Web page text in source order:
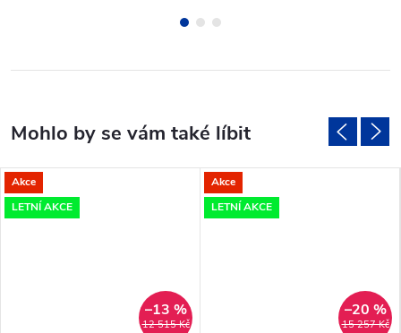
Akce
LETNÍ AKCE
12 515 Kč
–13 %
Akce
LETNÍ AKCE
15 257 Kč
–20 %